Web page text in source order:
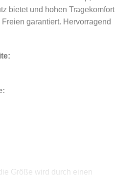
bietet und hohen Tragekomfort
garantiert. Hervorragend
Größe wird durch einen